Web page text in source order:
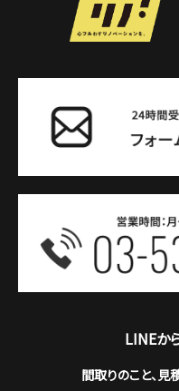
LINEか
間取りのこと、見